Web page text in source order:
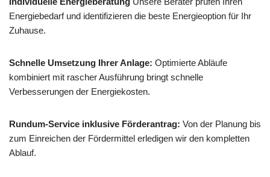
Energiebedarf und identifizieren die beste Energieoption für Ihr
Zuhause.
Schnelle Umsetzung Ihrer Anlage: Optimierte Abläufe
kombiniert mit rascher Ausführung bringt schnelle
Verbesserungen der Energiekosten.
Rundum-Service inklusive Förderantrag: Von der Planung bis
zum Einreichen der Fördermittel erledigen wir den kompletten
Ablauf.